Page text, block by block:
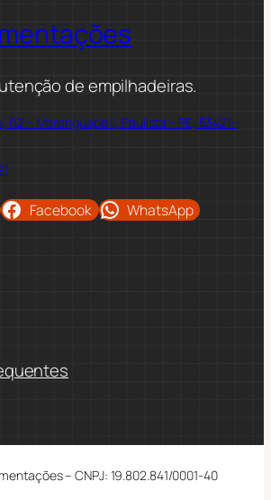
de empilhadeiras.
02 – Maranguape II, Paulista – PE, 53421-
Facebook WhatsApp
– CNPJ: 19.802.841/0001-40